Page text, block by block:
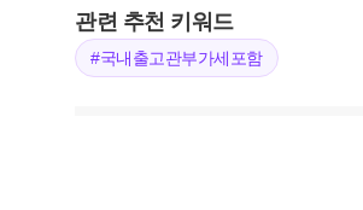
관련 추천 키워드
#국내출고관부가세포함